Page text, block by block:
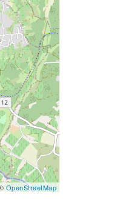
OpenStreetMap